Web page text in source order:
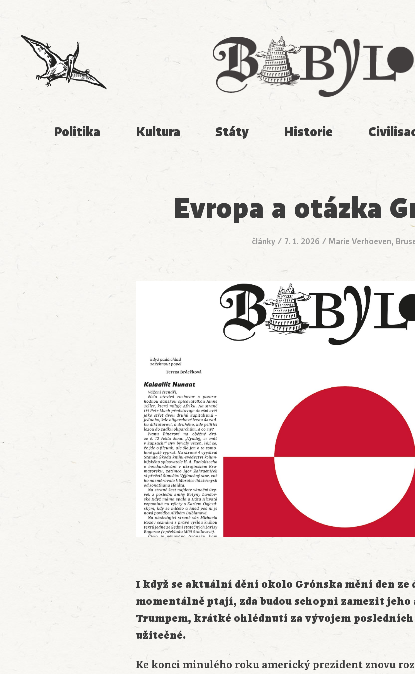
Babylon
Politika Kultura Státy Historie
Evropa a otázka
články / 7. 1. 2026 / Marie Verhoeven,
I když se aktuální dění okolo Grónska mění den ze
momentálně ptají, zda budou schopni zamezit jeho
Trumpem, krátké ohlédnutí za vývojem posledních
užitečné.
Ke konci minulého roku americký prezident znovu